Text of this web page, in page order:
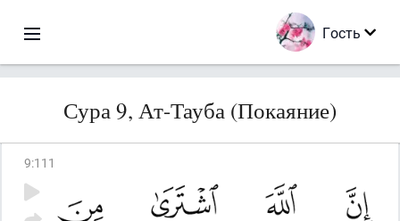
Гость
Сура 9, Ат-Тауба (Покаяние)
9:111